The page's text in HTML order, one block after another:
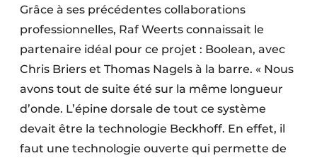
Grâce à ses précédentes collaborations
professionnelles, Raf Weerts connaissait le
partenaire idéal pour ce projet : Boolean, avec
Chris Briers et Thomas Nagels à la barre. « Nous
avons tout de suite été sur la même longueur
d’onde. L’épine dorsale de tout ce système
devait être la technologie Beckhoff. En effet, il
faut une technologie ouverte qui permette de